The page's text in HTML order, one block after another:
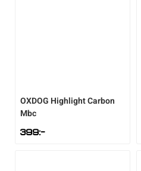
OXDOG Highlight Carbon
Mbc
399:-